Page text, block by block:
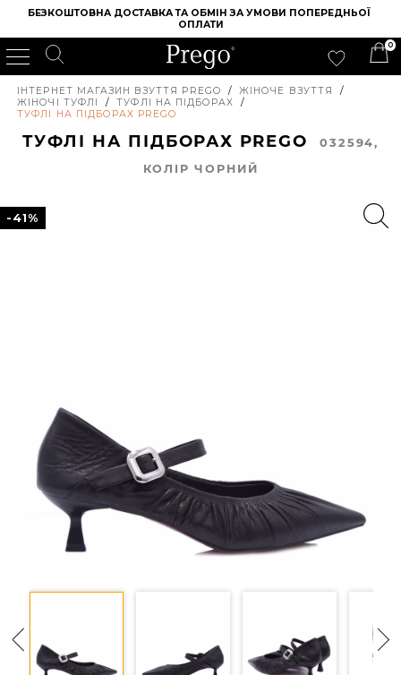
БЕЗКОШТОВНА ДОСТАВКА ТА ОБМІН ЗА УМОВИ ПОПЕРЕДНЬОЇ
ОПЛАТИ
0
ІНТЕРНЕТ МАГАЗИН ВЗУТТЯ PREGO / ЖІНОЧЕ ВЗУТТЯ
/
ЖІНОЧІ ТУФЛІ
/ ТУФЛІ НА ПІДБОРАХ
/
ТУФЛІ НА ПІДБОРАХ PREGO
ТУФЛІ НА ПІДБОРАХ PREGO032594,
КОЛIР ЧОРНИЙ
-41%